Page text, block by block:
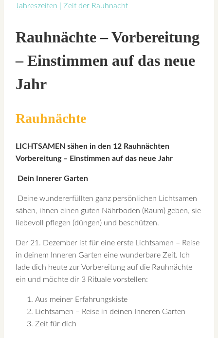
Jahreszeiten Zeit der Rauhnacht
Rauhnächte – Vorbereitung
– Einstimmen auf das neue
Jahr
Rauhnächte
LICHTSAMEN sähen in den 12 Rauhnächten
Vorbereitung – Einstimmen auf das neue Jahr
Dein Innerer Garten
Deine wundererfüllten ganz persönlichen Lichtsamen
sähen, ihnen einen guten Nährboden (Raum) geben, sie
liebevoll pflegen (düngen) und beschützen.
Der 21. Dezember ist für eine erste Lichtsamen – Reise
in deinem Inneren Garten eine wunderbare Zeit. Ich
lade dich heute zur Vorbereitung auf die Rauhnächte
ein und möchte dir 3 Rituale vorstellen:
Aus meiner Erfahrungskiste
Lichtsamen – Reise in deinen Inneren Garten
Zeit für dich